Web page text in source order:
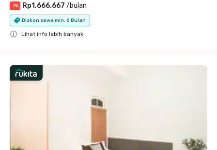
-7% Rp1.666.667 /bulan
Diskon sewa min. 6 Bulan
Lihat info lebih banyak